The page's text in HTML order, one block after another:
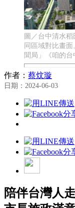
圖／台中清水
同區域對比畫
聞局」《咱的台
作者： 蔡炆璇
日期：2024-06-03
陪伴台灣人